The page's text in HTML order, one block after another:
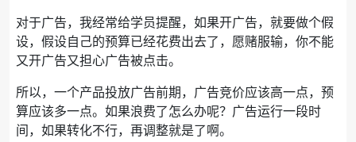
对于广告，我经常给学员提醒，如果开广告，就要做个假
设，假设自己的预算已经花费出去了，愿赌服输，你不能
又开广告又担心广告被点击。
所以，一个产品投放广告前期，广告竞价应该高一点，预
算应该多一点。如果浪费了怎么办呢？广告运行一段时
间，如果转化不行，再调整就是了啊。